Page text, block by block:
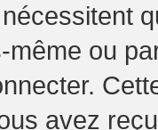
ou
avez